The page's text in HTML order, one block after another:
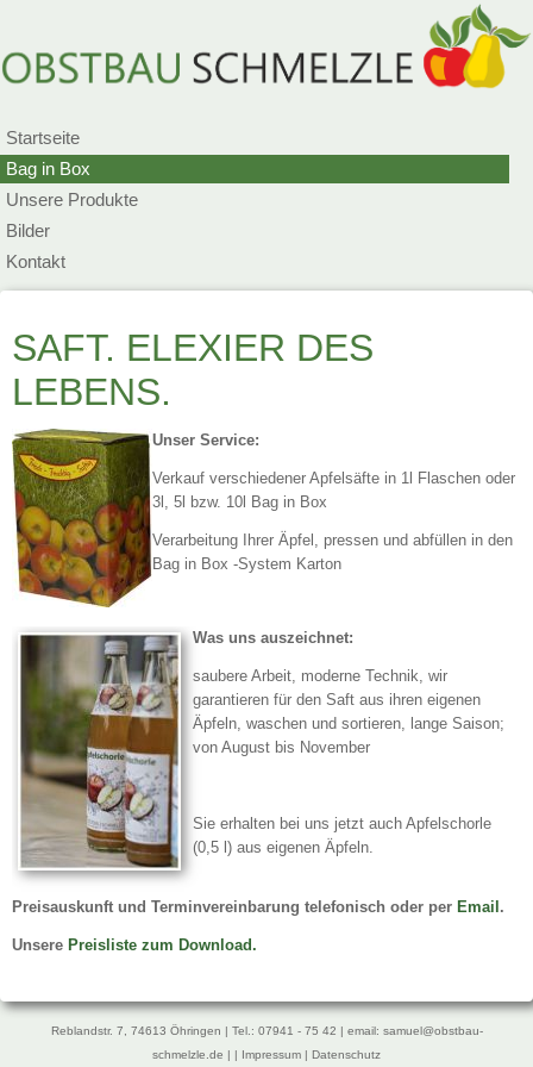
Navigation
überspringen
Startseite
Bag in Box
Unsere Produkte
Bilder
Kontakt
SAFT. ELEXIER DES
LEBENS.
Unser Service:
Verkauf verschiedener Apfelsäfte in 1l Flaschen oder
3l, 5l bzw. 10l Bag in Box
Verarbeitung Ihrer Äpfel, pressen und abfüllen in den
Bag in Box -System Karton
Was uns auszeichnet:
saubere Arbeit, moderne Technik, wir
garantieren für den Saft aus ihren eigenen
Äpfeln, waschen und sortieren, lange Saison;
von August bis November
Sie erhalten bei uns jetzt auch Apfelschorle
(0,5 l) aus eigenen Äpfeln.
Preisauskunft und Terminvereinbarung telefonisch oder per Email .
Unsere Preisliste zum Download.
Reblandstr. 7, 74613 Öhringen | Tel.: 07941 - 75 42 | email: samuel@obstbau-
schmelzle.de | |
Impressum Datenschutz